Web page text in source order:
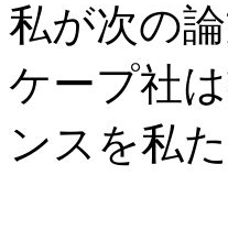
私が次の
ケープ社
ンスを私